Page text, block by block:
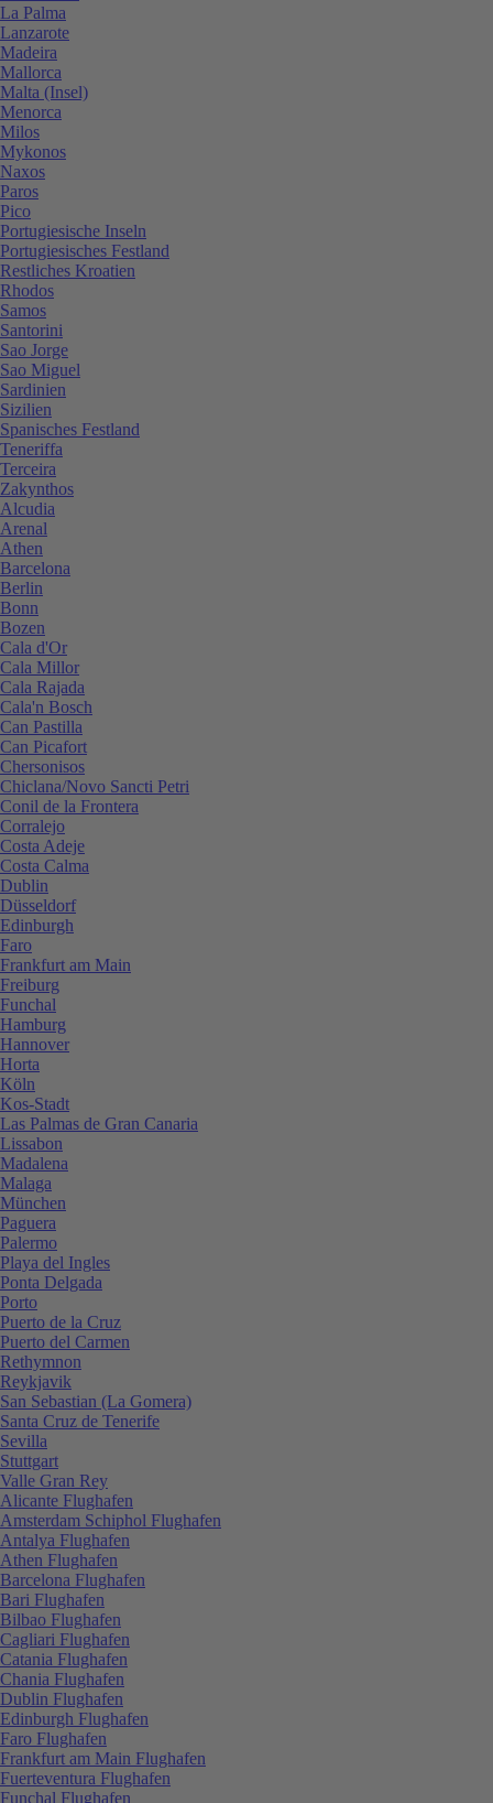
La Palma
Lanzarote
Madeira
Mallorca
Malta (Insel)
Menorca
Milos
Mykonos
Naxos
Paros
Pico
Portugiesische Inseln
Portugiesisches Festland
Restliches Kroatien
Rhodos
Samos
Santorini
Sao Jorge
Sao Miguel
Sardinien
Sizilien
Spanisches Festland
Teneriffa
Terceira
Zakynthos
Alcudia
Arenal
Athen
Barcelona
Berlin
Bonn
Bozen
Cala d'Or
Cala Millor
Cala Rajada
Cala'n Bosch
Can Pastilla
Can Picafort
Chersonisos
Chiclana/Novo Sancti Petri
Conil de la Frontera
Corralejo
Costa Adeje
Costa Calma
Dublin
Düsseldorf
Edinburgh
Faro
Frankfurt am Main
Freiburg
Funchal
Hamburg
Hannover
Horta
Köln
Kos-Stadt
Las Palmas de Gran Canaria
Lissabon
Madalena
Malaga
München
Paguera
Palermo
Playa del Ingles
Ponta Delgada
Porto
Puerto de la Cruz
Puerto del Carmen
Rethymnon
Reykjavik
San Sebastian (La Gomera)
Santa Cruz de Tenerife
Sevilla
Stuttgart
Valle Gran Rey
Alicante Flughafen
Amsterdam Schiphol Flughafen
Antalya Flughafen
Athen Flughafen
Barcelona Flughafen
Bari Flughafen
Bilbao Flughafen
Cagliari Flughafen
Catania Flughafen
Chania Flughafen
Dublin Flughafen
Edinburgh Flughafen
Faro Flughafen
Frankfurt am Main Flughafen
Fuerteventura Flughafen
Funchal Flughafen